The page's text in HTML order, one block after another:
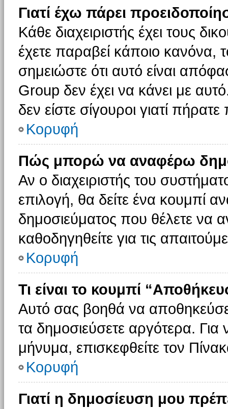
Γιατί έχω πάρει
Κάθε διαχειριστής έχει τους
έχετε παραβεί κάποιο κανόνα,
σημειώστε ότι αυτό είναι
Group δεν έχει να κάνει με
δεν είστε σίγουροι γιατί
Κορυφή
Πώς μπορώ να αναφέρω
Αν ο διαχειριστής του
επιλογή, θα δείτε ένα κουμπί
δημοσιεύματος που θέλετε να
καθοδηγηθείτε για τις
Κορυφή
Τι είναι το κουμπί
Αυτό σας βοηθά να
τα δημοσιεύσετε αργότερα.
μήνυμα, επισκεφθείτε τον
Κορυφή
Γιατί η δημοσίευση μου